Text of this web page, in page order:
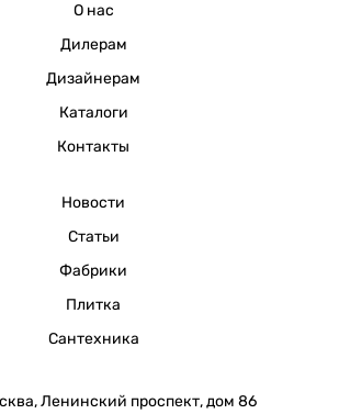
О нас
Дилерам
Дизайнерам
Каталоги
Контакты
Новости
Статьи
Фабрики
Плитка
Сантехника
Ленинский проспект, дом 86